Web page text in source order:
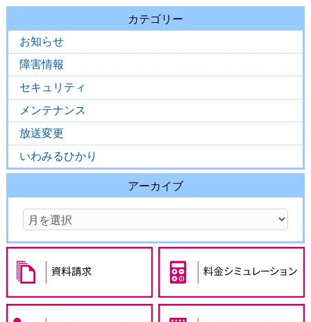
カテゴリー
お知らせ
障害情報
セキュリティ
メンテナンス
放送変更
いわみるひかり
アーカイブ